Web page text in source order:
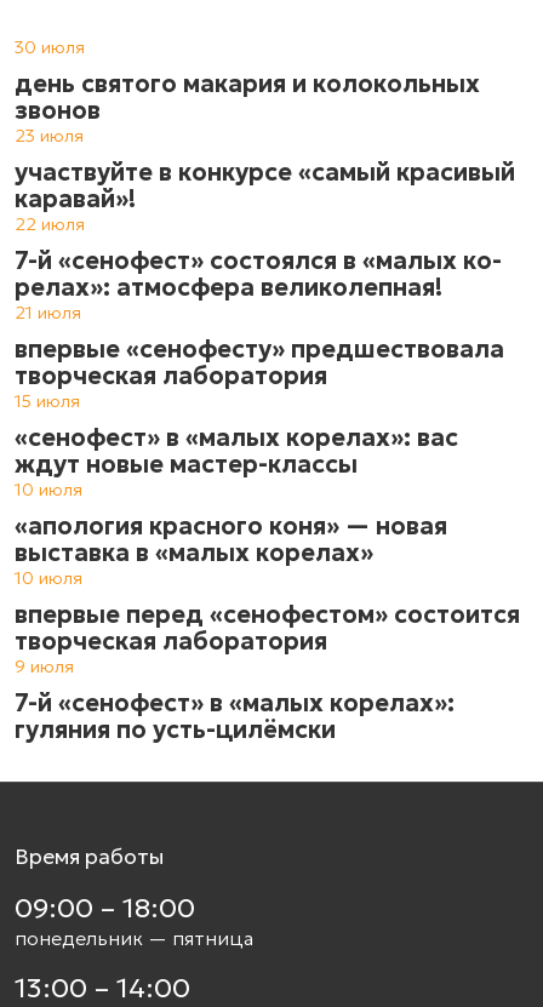
30 июля
день святого макария и колокольных
звонов
23 июля
участвуйте в конкурсе «самый красивый
каравай»!
22 июля
7-й «сенофест» состоялся в «ма­лых ко­
ре­лах»: атмос­фе­ра ве­ли­ко­леп­ная!
21 июля
впервые «сенофесту» предшествовала
творческая лаборатория
15 июля
«сенофест» в «малых корелах»: вас
ждут новые мастер-классы
10 июля
«апология красного коня» — новая
выставка в «малых корелах»
10 июля
впервые перед «сенофестом» состоится
творческая лаборатория
9 июля
7-й «сенофест» в «малых корелах»:
гуляния по усть-цилёмски
Время работы
09:00 – 18:00
понедельник — пятница
13:00 – 14:00